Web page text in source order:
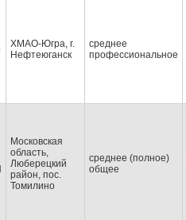
ХМАО-Югра, г.
Нефтеюганск
среднее
профессиональное
Московская
область,
Люберецкий
район, пос.
Томилино
среднее (полное)
общее